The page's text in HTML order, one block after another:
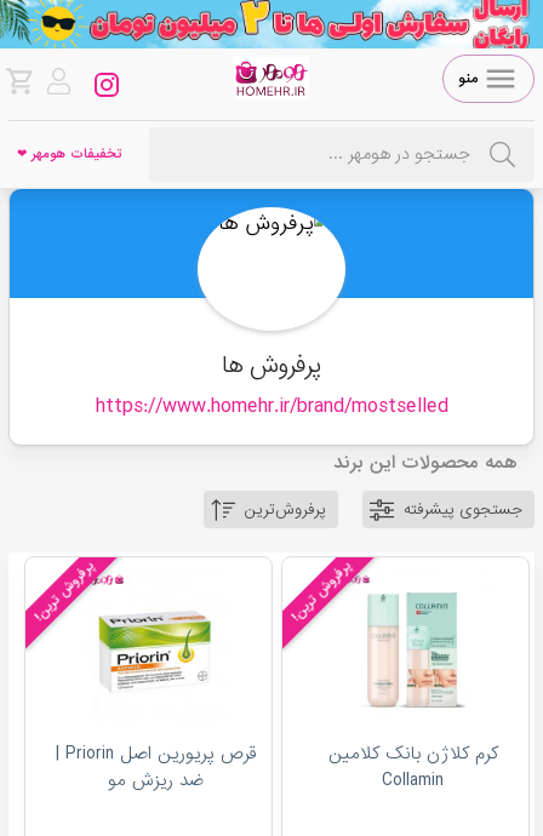
منو
تخفیفات هومهر ❤
پرفروش ها
https://www.homehr.ir/brand/mostselled
همه محصولات این برند
جستجوی پیشرفته پرفروش‌ترین
پرفروش ترین!
کرم کلاژن بانک کلامین
Collamin
پرفروش ترین!
قرص پریورین اصل Priorin |
ضد ریزش مو